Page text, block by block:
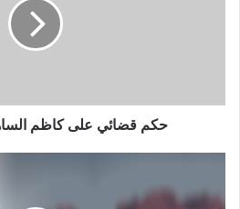
حكم قضائي على كاظم
الحرارة